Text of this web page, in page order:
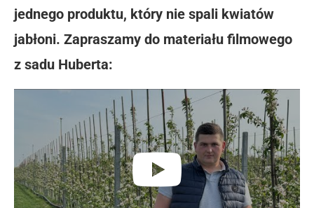
jednego produktu, który nie spali kwiatów
jabłoni. Zapraszamy do materiału filmowego
z sadu Huberta: